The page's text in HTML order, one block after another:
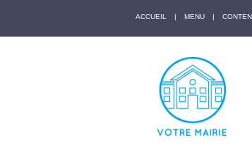
ACCUEIL | MENU |